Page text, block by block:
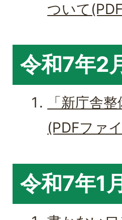
ついて
令和7年2
「新庁舎
(PDFファ
令和7年1